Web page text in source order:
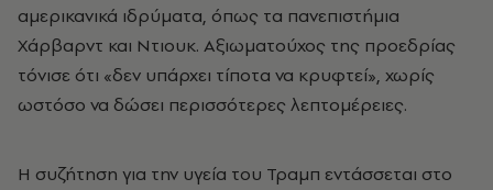
αμερικανικά ιδρύματα, όπως τα πανεπιστήμια
Χάρβαρντ και Ντιουκ. Αξιωματούχος της προεδρίας
τόνισε ότι «δεν υπάρχει τίποτα να κρυφτεί», χωρίς
ωστόσο να δώσει περισσότερες λεπτομέρειες.
Η συζήτηση για την υγεία του Τραμπ εντάσσεται στο